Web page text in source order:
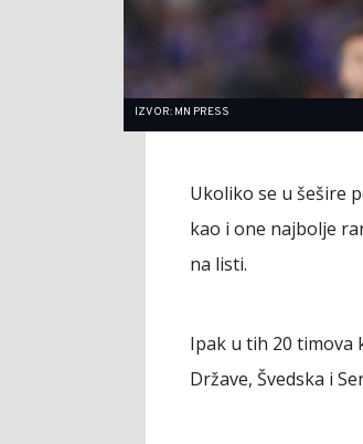
IZVOR: MN PRESS
Ukoliko se u šešire
kao i one najbolje
na listi.
Ipak u tih 20 timova
Države, Švedska i